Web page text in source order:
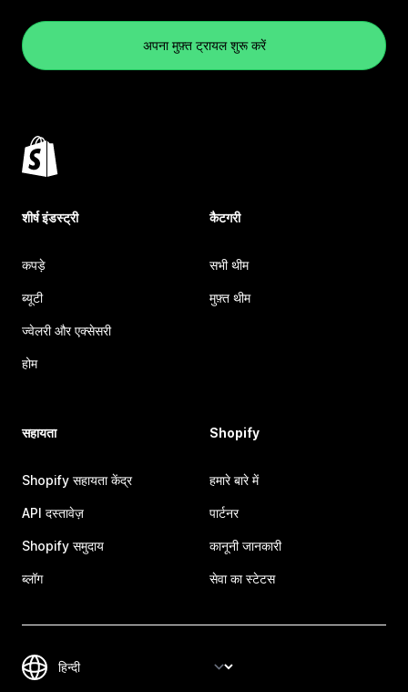
अपना मुफ़्त ट्रायल शुरू करें
शीर्ष इंडस्ट्री
कपड़े
ब्यूटी
ज्वेलरी और एक्सेसरी
होम
कैटगरी
सभी थीम
मुफ़्त थीम
सहायता
Shopify सहायता केंद्र
API दस्तावेज़
Shopify समुदाय
ब्लॉग
Shopify
हमारे बारे में
पार्टनर
कानूनी जानकारी
सेवा का स्टेटस